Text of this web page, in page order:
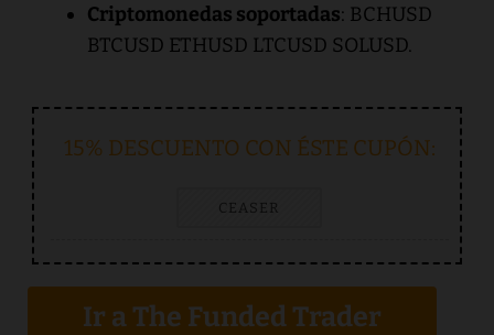
Criptomonedas soportadas: BCHUSD
BTCUSD ETHUSD LTCUSD SOLUSD.
15% DESCUENTO CON ÉSTE CUPÓN:
CEASER
Ir a The Funded Trader